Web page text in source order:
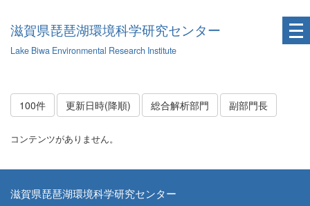
滋賀県琵琶湖環境科学研究センター
Lake Biwa Environmental Research Institute
100件 更新日時(降順) 総合解析部門 副部門長
コンテンツがありません。
滋賀県琵琶湖環境科学研究センター